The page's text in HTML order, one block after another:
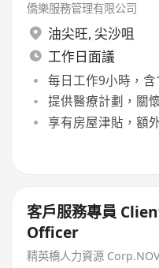
僑樂服務管理有限公司
油尖旺, 尖沙咀
工作日面議
每日工作9小時，
提供醫療計劃，關
享有房屋津貼，額
客戶服務專員
Officer
精英橋人力資源